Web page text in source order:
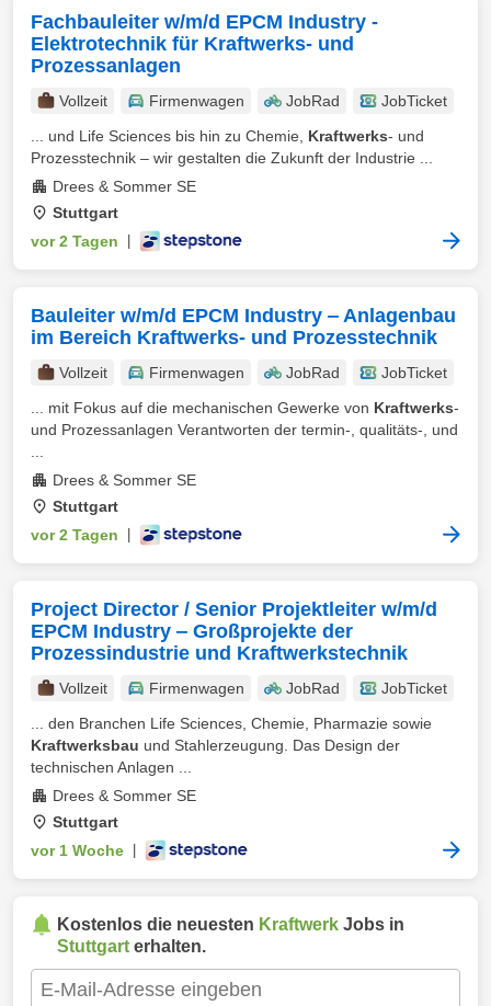
Fachbauleiter w/m/d EPCM Industry -
Elektrotechnik für Kraftwerks- und
Prozessanlagen
Vollzeit Firmenwagen JobRad
JobTicket
... und Life Sciences bis hin zu Chemie, Kraftwerks- und
Prozesstechnik – wir gestalten die Zukunft der Industrie ...
Drees & Sommer SE
Stuttgart
vor 2 Tagen
Bauleiter w/m/d EPCM Industry ‒ Anlagenbau
im Bereich Kraftwerks- und Prozesstechnik
Vollzeit Firmenwagen JobRad
JobTicket
... mit Fokus auf die mechanischen Gewerke von Kraftwerks-
und Prozessanlagen Verantworten der termin-, qualitäts-, und
Drees & Sommer SE
Stuttgart
vor 2 Tagen
Project Director / Senior Projektleiter w/m/d
EPCM Industry ‒ Großprojekte der
Prozessindustrie und Kraftwerkstechnik
Vollzeit Firmenwagen JobRad
JobTicket
... den Branchen Life Sciences, Chemie, Pharmazie sowie
Kraftwerksbau und Stahlerzeugung. Das Design der
technischen Anlagen ...
Drees & Sommer SE
Stuttgart
vor 1 Woche
Kostenlos die neuesten Kraftwerk Jobs in
Stuttgart erhalten.